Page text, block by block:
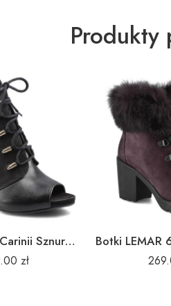
Produkty
Czarne Botki Carinii Sznurowane Wygodne Buty
zł